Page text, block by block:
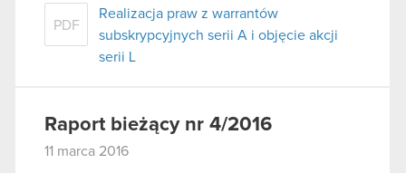
PDF
Realizacja praw z warrantów
subskrypcyjnych serii A i objęcie akcji
serii L
Raport bieżący nr 4/2016
11 marca 2016